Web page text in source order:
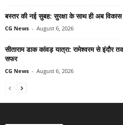
बस्तर की नई सुबह: सुरक्षा के साथ ही अब
CG News - August 6, 2026
सीताराम डाक कांवड़ यात्रा: रामेश्वरम से इंदौर
सफर
CG News - August 6, 2026